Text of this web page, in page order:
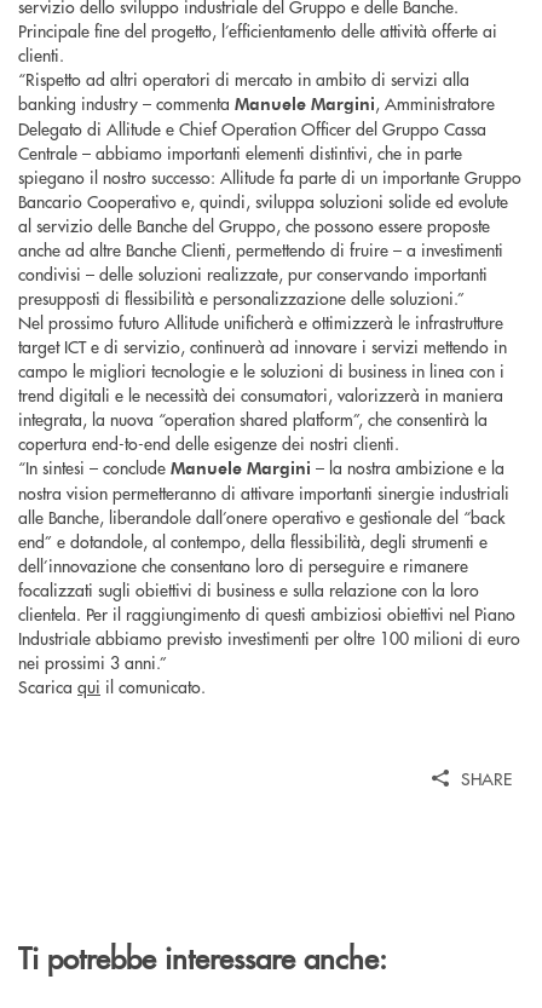
servizio dello sviluppo industriale del Gruppo e delle Banche.
Principale fine del progetto, l’efficientamento delle attività offerte ai
clienti.
“Rispetto ad altri operatori di mercato in ambito di servizi alla
banking industry – commenta Manuele Margini, Amministratore
Delegato di Allitude e Chief Operation Officer del Gruppo Cassa
Centrale – abbiamo importanti elementi distintivi, che in parte
spiegano il nostro successo: Allitude fa parte di un importante Gruppo
Bancario Cooperativo e, quindi, sviluppa soluzioni solide ed evolute
al servizio delle Banche del Gruppo, che possono essere proposte
anche ad altre Banche Clienti, permettendo di fruire – a investimenti
condivisi – delle soluzioni realizzate, pur conservando importanti
presupposti di flessibilità e personalizzazione delle soluzioni.”
Nel prossimo futuro Allitude unificherà e ottimizzerà le infrastrutture
target ICT e di servizio, continuerà ad innovare i servizi mettendo in
campo le migliori tecnologie e le soluzioni di business in linea con i
trend digitali e le necessità dei consumatori, valorizzerà in maniera
integrata, la nuova “operation shared platform”, che consentirà la
copertura end-to-end delle esigenze dei nostri clienti.
“In sintesi – conclude Manuele Margini – la nostra ambizione e la
nostra vision permetteranno di attivare importanti sinergie industriali
alle Banche, liberandole dall’onere operativo e gestionale del “back
end” e dotandole, al contempo, della flessibilità, degli strumenti e
dell’innovazione che consentano loro di perseguire e rimanere
focalizzati sugli obiettivi di business e sulla relazione con la loro
clientela. Per il raggiungimento di questi ambiziosi obiettivi nel Piano
Industriale abbiamo previsto investimenti per oltre 100 milioni di euro
nei prossimi 3 anni.”
Scarica qui il comunicato.
SHARE
Ti potrebbe interessare anche: